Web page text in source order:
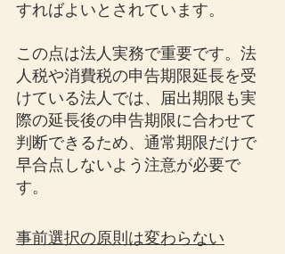
すればよいとされています。
この点は法人実務で重要です。法
人税や消費税の申告期限延長を受
けている法人では、届出期限も実
際の延長後の申告期限に合わせて
判断できるため、通常期限だけで
早合点しないよう注意が必要で
す。
事前選択の原則は変わらない